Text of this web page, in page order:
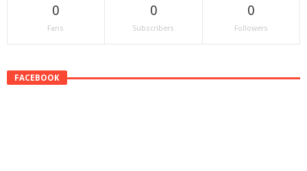
0
Fans
0
Subscribers
0
Followers
FACEBOOK